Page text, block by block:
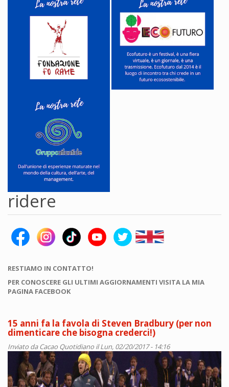
ridere
RESTIAMO IN CONTATTO!
PER CONOSCERE GLI ULTIMI AGGIORNAMENTI VISITA LA MIA
PAGINA FACEBOOK
15 anni fa la favola di Steven Bradbury (per non
dimenticare che bisogna crederci!)
Inviato daCacao Quotidiano il Lun, 02/20/2017 - 14:16